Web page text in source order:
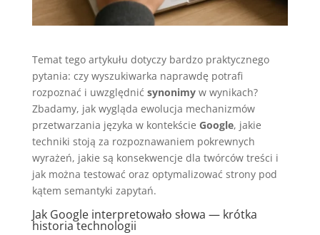
Temat tego artykułu dotyczy bardzo praktycznego
pytania: czy wyszukiwarka naprawdę potrafi
rozpoznać i uwzględnić synonimyw wynikach?
Zbadamy, jak wygląda ewolucja mechanizmów
przetwarzania języka w kontekście Google, jakie
techniki stoją za rozpoznawaniem pokrewnych
wyrażeń, jakie są konsekwencje dla twórców treści i
jak można testować oraz optymalizować strony pod
kątem semantyki zapytań.
Jak Google interpretowało słowa — krótka
historia technologii